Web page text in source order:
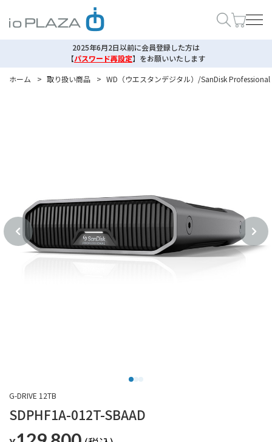
2025年6月2日以前に会員登録した方は
【パスワード再設定】 をお願いいたします
ホーム
> 取り扱い商品 > WD（ウエスタンデジタル）/SanDisk Professional
SDPHF1A-012T-SBAAD
G-DRIVE 12TB